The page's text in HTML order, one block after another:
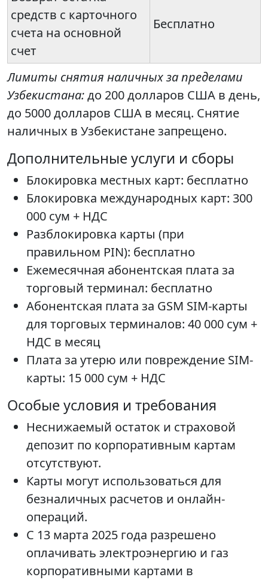
средств с карточного
счета на основной
счет
Бесплатно
Лимиты снятия наличных за пределами
Узбекистана:до 200 долларов США в день,
до 5000 долларов США в месяц. Снятие
наличных в Узбекистане запрещено.
Дополнительные услуги и сборы
Блокировка местных карт: бесплатно
Блокировка международных карт: 300
000 сум + НДС
Разблокировка карты (при
правильном PIN): бесплатно
Ежемесячная абонентская плата за
торговый терминал: бесплатно
Абонентская плата за GSM SIM-карты
для торговых терминалов: 40 000 сум +
НДС в месяц
Плата за утерю или повреждение SIM-
карты: 15 000 сум + НДС
Особые условия и требования
Неснижаемый остаток и страховой
депозит по корпоративным картам
отсутствуют.
Карты могут использоваться для
безналичных расчетов и онлайн-
операций.
С 13 марта 2025 года разрешено
оплачивать электроэнергию и газ
корпоративными картами в